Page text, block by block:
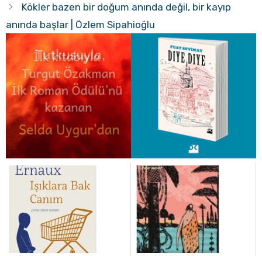
Kökler bazen bir doğum anında değil, bir kayıp
anında başlar | Özlem Sipahioğlu